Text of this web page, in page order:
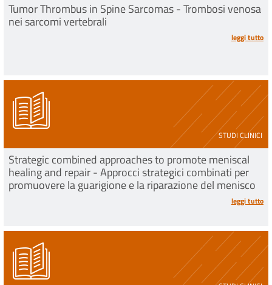
Tumor Thrombus in Spine Sarcomas - Trombosi venosa
nei sarcomi vertebrali
leggi tutto
STUDI CLINICI
Strategic combined approaches to promote meniscal
healing and repair - Approcci strategici combinati per
promuovere la guarigione e la riparazione del menisco
leggi tutto